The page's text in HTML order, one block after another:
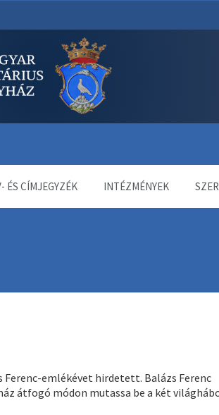
ÉS CÍMJEGYZÉK INTÉZMÉNYEK
Ferenc-emlékévet hirdetett. Balázs Ferenc
átfogó módon mutassa be a két